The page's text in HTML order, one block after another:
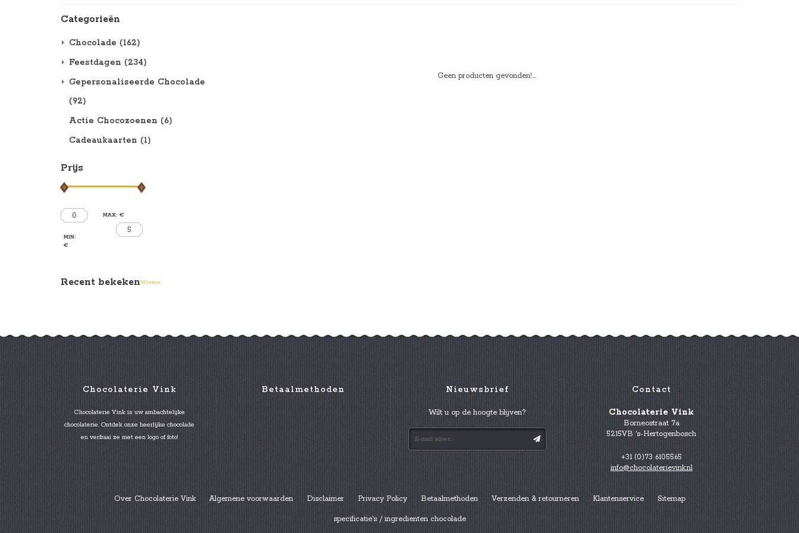
Categorieën
Chocolade (162)
Feestdagen (234)
Gepersonaliseerde Chocolade
(92)
Actie Chocozoenen (6)
Cadeaukaarten (1)
Prijs
0
MIN:
€
MAX: €
5
Recent bekekenWissen
Geen producten gevonden!...
Chocolaterie Vink
Chocolaterie Vink is uw ambachtelijke
chocolaterie. Ontdek onze heerlijke chocolade
en verfraai ze met een logo of foto!
Betaalmethoden Nieuwsbrief
Wilt u op de hoogte blijven?
Contact
Chocolaterie Vink
Borneostraat 7a
5215VB 's-Hertogenbosch
+31 (0)73 6105565
info@chocolaterievink.nl
Over Chocolaterie Vink Algemene voorwaarden Disclaimer Privacy Policy Betaalmethoden Verzenden & retourneren Klantenservice Sitemap
specificatie's / ingredienten chocolade